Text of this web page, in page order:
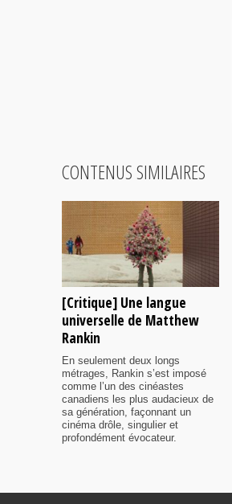
CONTENUS SIMILAIRES
[Critique] Une langue
universelle de Matthew
Rankin
En seulement deux longs
métrages, Rankin s’est imposé
comme l’un des cinéastes
canadiens les plus audacieux de
sa génération, façonnant un
cinéma drôle, singulier et
profondément évocateur.